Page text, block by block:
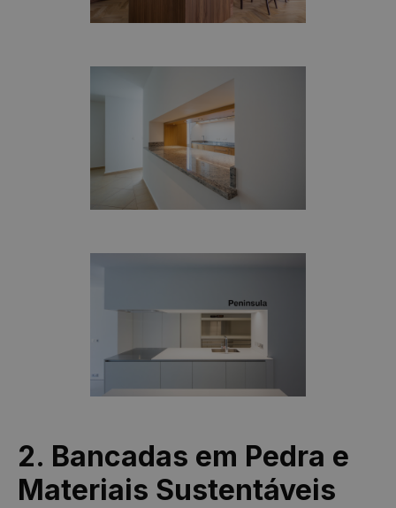
2. Bancadas em Pedra e
Materiais Sustentáveis